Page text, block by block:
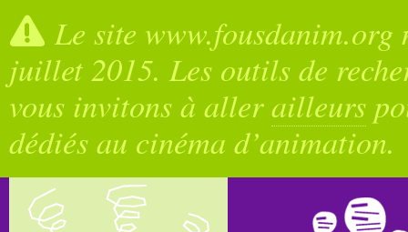
Le site
juillet 2015. Les outils de
vous invitons à allerailleurs
dédiés au cinéma d’animation.